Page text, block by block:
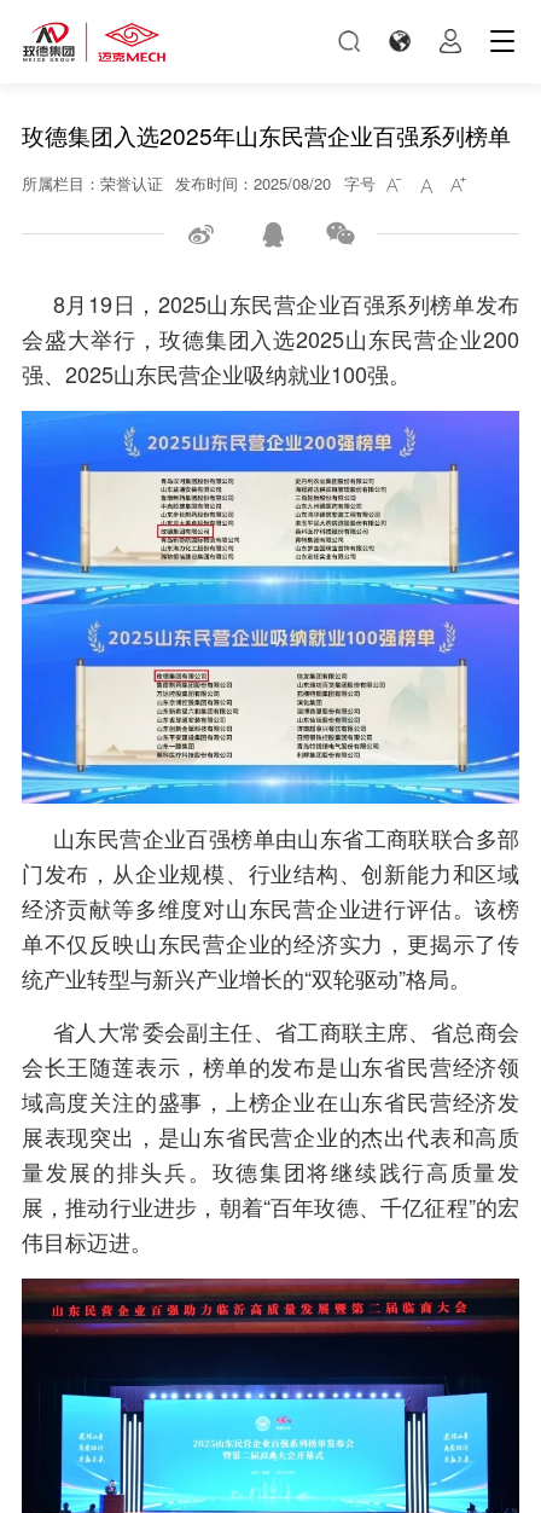
玫德集团入选2025年山东民营企业百强系列榜单
所属栏目：荣誉认证 发布时间：2025/08/20 字号   
  
8月19日，2025山东民营企业百强系列榜单发布
会盛大举行，玫德集团入选2025山东民营企业200
强、2025山东民营企业吸纳就业100强。
山东民营企业百强榜单由山东省工商联联合多部
门发布，从企业规模、行业结构、创新能力和区域
经济贡献等多维度对山东民营企业进行评估。该榜
单不仅反映山东民营企业的经济实力，更揭示了传
统产业转型与新兴产业增长的“双轮驱动”格局。
省人大常委会副主任、省工商联主席、省总商会
会长王随莲表示，榜单的发布是山东省民营经济领
域高度关注的盛事，上榜企业在山东省民营经济发
展表现突出，是山东省民营企业的杰出代表和高质
量发展的排头兵。玫德集团将继续践行高质量发
展，推动行业进步，朝着“百年玫德、千亿征程”的宏
伟目标迈进。